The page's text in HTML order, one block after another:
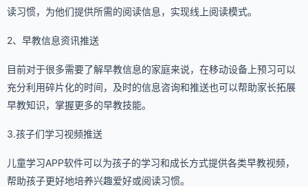
读习惯，为他们提供所需的阅读信息，实现线上阅读模式。
2、早教信息资讯推送
目前对于很多需要了解早教信息的家庭来说，在移动设备上预习可以
充分利用碎片化的时间，及时的信息咨询和推送也可以帮助家长拓展
早教知识，掌握更多的早教技能。
3.孩子们学习视频推送
儿童学习APP软件可以为孩子的学习和成长方式提供各类早教视频，
帮助孩子更好地培养兴趣爱好或阅读习惯。